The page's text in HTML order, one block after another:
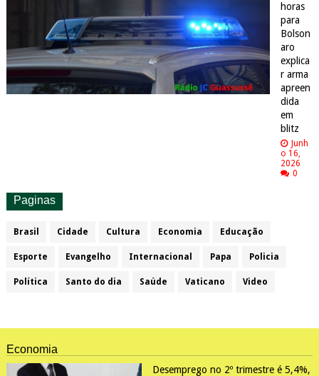
horas
para
Bolson
aro
explica
r arma
apreen
dida
em
blitz
Junh
o 16,
2026
0
Paginas
Brasil Cidade Cultura Economia Educação
Esporte Evangelho Internacional Papa Policia
Política Santo do dia Saúde Vaticano Video
Economia
Desemprego no 2º trimestre é 5,4%,